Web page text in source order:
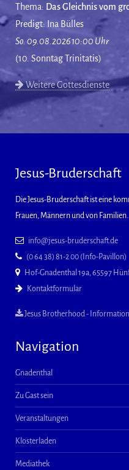
Thema: Das Gleichnis vom
Predigt: Ina Bülles
So. 09.08.2026 10:00 Uhr
(10. Sonntag Trinitatis)
Weitere Gottesdienste
Jesus-Bruderschaft
Die Jesus-Bruderschaft ist eine
Frauen, Männern und von Familien.
info@jesus-bruderschaft.de
(0 64 38) 81-2 00 (Info-Pavillon)
Hof-Gnadenthal 19a, 65597
Kontaktformular
Jesus Brotherhood -
Navigation
Gnadenthal
Zu Gast sein
Veranstaltungen
Klosterladen
Mediathek